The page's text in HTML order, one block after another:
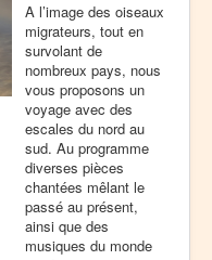
A l’image des oiseaux
migrateurs, tout en
survolant de
nombreux pays, nous
vous proposons un
voyage avec des
escales du nord au
sud. Au programme
diverses pièces
chantées mêlant le
passé au présent,
ainsi que des
musiques du monde